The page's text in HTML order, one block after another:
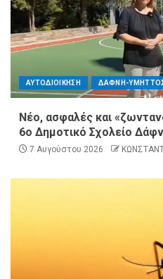
ΑΥΤΟΔΙΟΙΚΗΣΗ ΔΑΦΝΗ-
Νέο, ασφαλές και
6ο Δημοτικό Σχολείο
7 Αυγούστου 2026